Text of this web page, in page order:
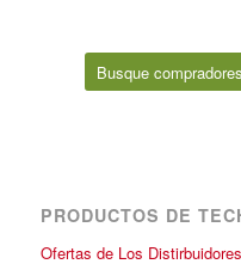
Busque
PRODUCTOS DE
Ofertas de Los Distirbuidores